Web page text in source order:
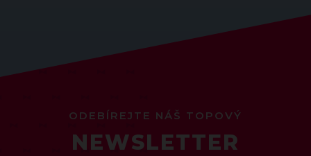
ODEBÍREJTE NÁŠ TOPOVÝ
NEWSLETTER